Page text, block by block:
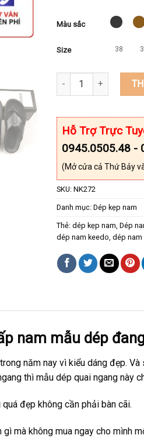
Màu sắc
Size 38
Dép kẹp nam đế may
Hỗ Trợ Trực
0945.0505.48 -
(Mở cửa cả Thứ Bảy
SKU: NK272
Danh mục: Dép kẹp nam
Thẻ: dép kẹp nam, Dép
dép nam keedo, dép nam
nam mẫu dép
năm nay vì kiểu dáng đẹp.
thì mẫu dép quai ngang này
đẹp không cần phải bàn cãi.
mà không mua ngay cho mình